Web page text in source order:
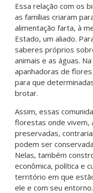
Essa relação com os
as famílias criaram
alimentação farta, à
Estado, um aliado.
saberes próprios
animais e as águas.
apanhadoras de
para que
brotar.
Assim, essas
florestas onde vivem,
preservadas,
podem ser
Nelas, também
econômica, política e
território em que
ele e com seu entorno.